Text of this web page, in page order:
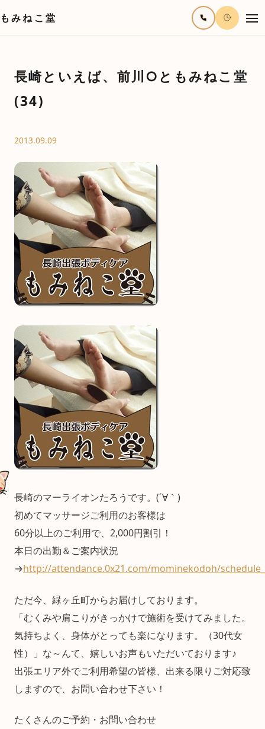
もみねこ堂
長崎といえば、前川○ともみねこ堂
(34)
2013.09.09
長崎のマーライオンたろうです。(´∀｀)
初めてマッサージご利用のお客様は
60分以上のご利用で、2,000円割引！
本日の出勤＆ご案内状況
→http://attendance.0x21.com/mominekodoh/
ただ今、緑ヶ丘町からお届けしております。
「むくみや肩こりがきっかけで施術を受けてみました。
気持ちよく、身体がとっても楽になります。（30代女
性）」な～んて、嬉しいお声もいただいております♪
出張エリア外でご利用希望の皆様、出来る限りご対応致
しますので、お問い合わせ下さい！
たくさんのご予約・お問い合わせ